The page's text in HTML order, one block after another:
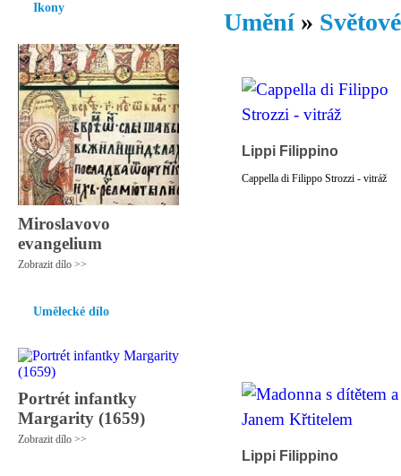
Ikony
Miroslavovo
evangelium
Zobrazit dílo >>
Umělecké dílo
Portrét infantky
Margarity (1659)
Zobrazit dílo >>
Umění »
Lippi Filippino
Cappella di Filippo Strozzi - vitráž
Lippi Filippino